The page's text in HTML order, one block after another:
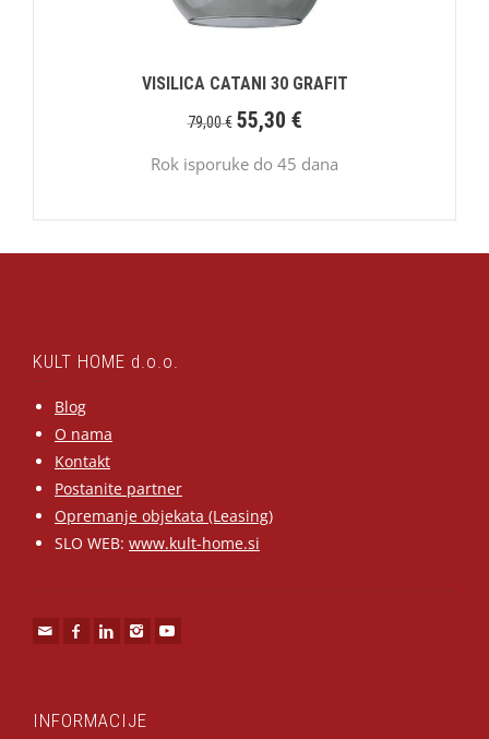
VISILICA CATANI 30 GRAFIT
79,00€ 55,30 €
Rok isporuke do 45 dana
KULT HOME d.o.o.
Blog
O nama
Kontakt
Postanite partner
Opremanje objekata (Leasing)
SLO WEB: www.kult-home.si
INFORMACIJE